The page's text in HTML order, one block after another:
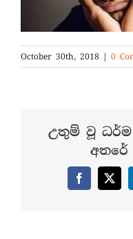
October 30th, 2018 | 0
උතුම් වූ
අතරේ
Facebook
X